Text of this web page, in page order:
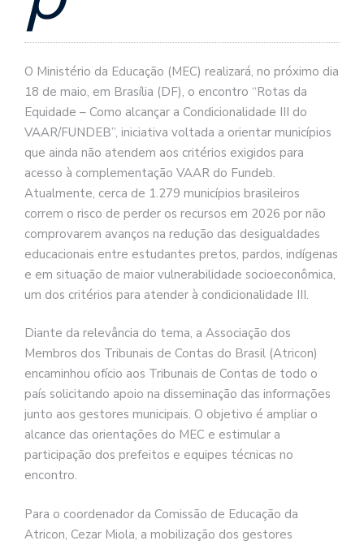
O Ministério da Educação (MEC) realizará, no próximo dia
18 de maio, em Brasília (DF), o encontro “Rotas da
Equidade – Como alcançar a Condicionalidade III do
VAAR/FUNDEB”, iniciativa voltada a orientar municípios
que ainda não atendem aos critérios exigidos para
acesso à complementação VAAR do Fundeb.
Atualmente, cerca de 1.279 municípios brasileiros
correm o risco de perder os recursos em 2026 por não
comprovarem avanços na redução das desigualdades
educacionais entre estudantes pretos, pardos, indígenas
e em situação de maior vulnerabilidade socioeconômica,
um dos critérios para atender à condicionalidade III.
Diante da relevância do tema, a Associação dos
Membros dos Tribunais de Contas do Brasil (Atricon)
encaminhou ofício aos Tribunais de Contas de todo o
país solicitando apoio na disseminação das informações
junto aos gestores municipais. O objetivo é ampliar o
alcance das orientações do MEC e estimular a
participação dos prefeitos e equipes técnicas no
encontro.
Para o coordenador da Comissão de Educação da
Atricon, Cezar Miola, a mobilização dos gestores